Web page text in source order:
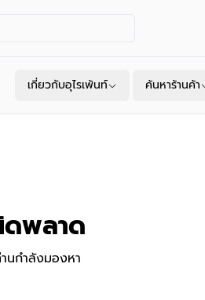
เกี่ยวกับอุไรเพ้นท์ ค้นหาร้านค้า
ดพลาด
นกำลังมองหา